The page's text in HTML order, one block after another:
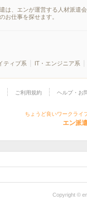
は、エンが運営する人材派
お仕事を探せます。
ティブ系 IT・エンジニア系
ご利用規約 ヘルプ・お
ちょうど良いワークライ
エン派
Copyright ©